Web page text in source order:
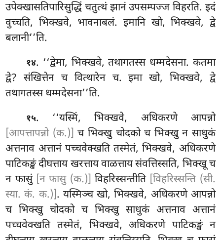
उपेक्खासतिपारिसुद्धिं चतुत्थं झानं उपसम्पज्ज विहरति. इदं
वुच्चति, भिक्खवे, भावनाबलं. इमानि खो, भिक्खवे, द्वे
बलानी’’ति.
१४. ‘‘द्वेमा, भिक्खवे, तथागतस्स धम्मदेसना. कतमा
द्वे? संखित्तेन च वित्थारेन च. इमा खो, भिक्खवे, द्वे
तथागतस्स धम्मदेसना’’ति.
१५. ‘‘यस्मिं, भिक्खवे, अधिकरणे आपन्नो
[आपत्तापन्नो (क.)] च भिक्खु चोदको च भिक्खु न साधुकं
अत्तनाव अत्तानं पच्चवेक्खति तस्मेतं, भिक्खवे, अधिकरणे
पाटिकङ्खं दीघत्तायखरत्ताय वाळत्ताय संवत्तिस्सति, भिक्खूच
न फासुं [न फासु (क.)] विहरिस्सन्तीति [विहरिस्सन्ति (सी.
स्या. कं. क.)] . यस्मिञ्च खो, भिक्खवे, अधिकरणे आपन्नो
च भिक्खु चोदको च भिक्खु साधुकं अत्तनाव अत्तानं
पच्चवेक्खति तस्मेतं, भिक्खवे, अधिकरणे पाटिकङ्खं न